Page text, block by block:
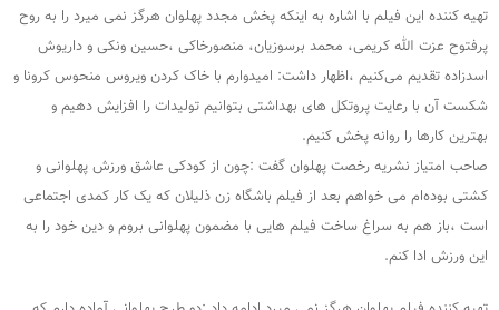
تهیه کننده این فیلم با اشاره به اینکه پخش مجدد پهلوان هرگز نمی میرد را به روح
پرفتوح عزت الله کریمی، محمد برسوزیان، منصورخاکی ،حسین ونکی و داریوش
اسدزاده تقدیم می‌کنیم ،اظهار داشت: امیدوارم با خاک کردن ویروس منحوس کرونا و
شکست آن با رعایت پروتکل های بهداشتی بتوانیم تولیدات را افزایش دهیم و
بهترین کارها را روانه پخش کنیم.
صاحب امتیاز نشریه رخصت پهلوان گفت :چون از کودکی عاشق ورزش پهلوانی و
کشتی بوده‌ام می خواهم بعد از فیلم باشگاه زن ذلیلان که یک کار کمدی اجتماعی
است ،باز هم به سراغ ساخت فیلم هایی با مضمون پهلوانی بروم و دین خود را به
این ورزش ادا کنم.